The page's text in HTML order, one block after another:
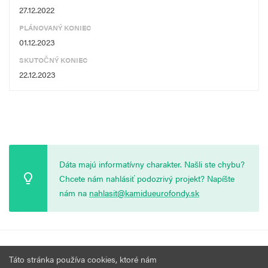
27.12.2022
PLÁNOVANÝ KONIEC
01.12.2023
SKUTOČNÝ KONIEC
22.12.2023
Dáta majú informatívny charakter. Našli ste chybu?
Chcete nám nahlásiť podozrivý projekt? Napíšte
nám na nahlasit@kamidueurofondy.sk
Táto stránka používa cookies, ktoré nám